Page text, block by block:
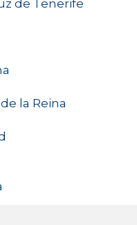
de Tenerife
la Reina